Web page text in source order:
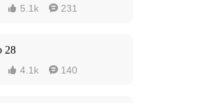
 5.1k  231
28
 4.1k  140